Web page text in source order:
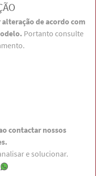
de acordo com
Portanto consulte
contactar nossos
e solucionar.